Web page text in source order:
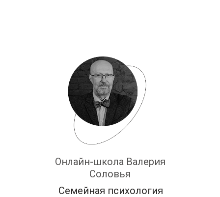
Онлайн-школа Валерия
Соловья
Семейная психология